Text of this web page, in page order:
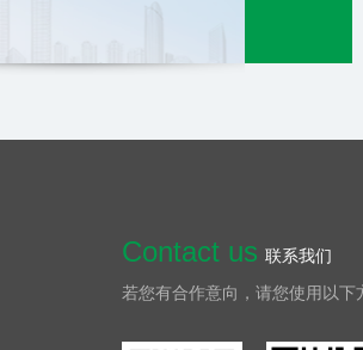
Contact us 联系我们
若您有合作意向，请您使用以下